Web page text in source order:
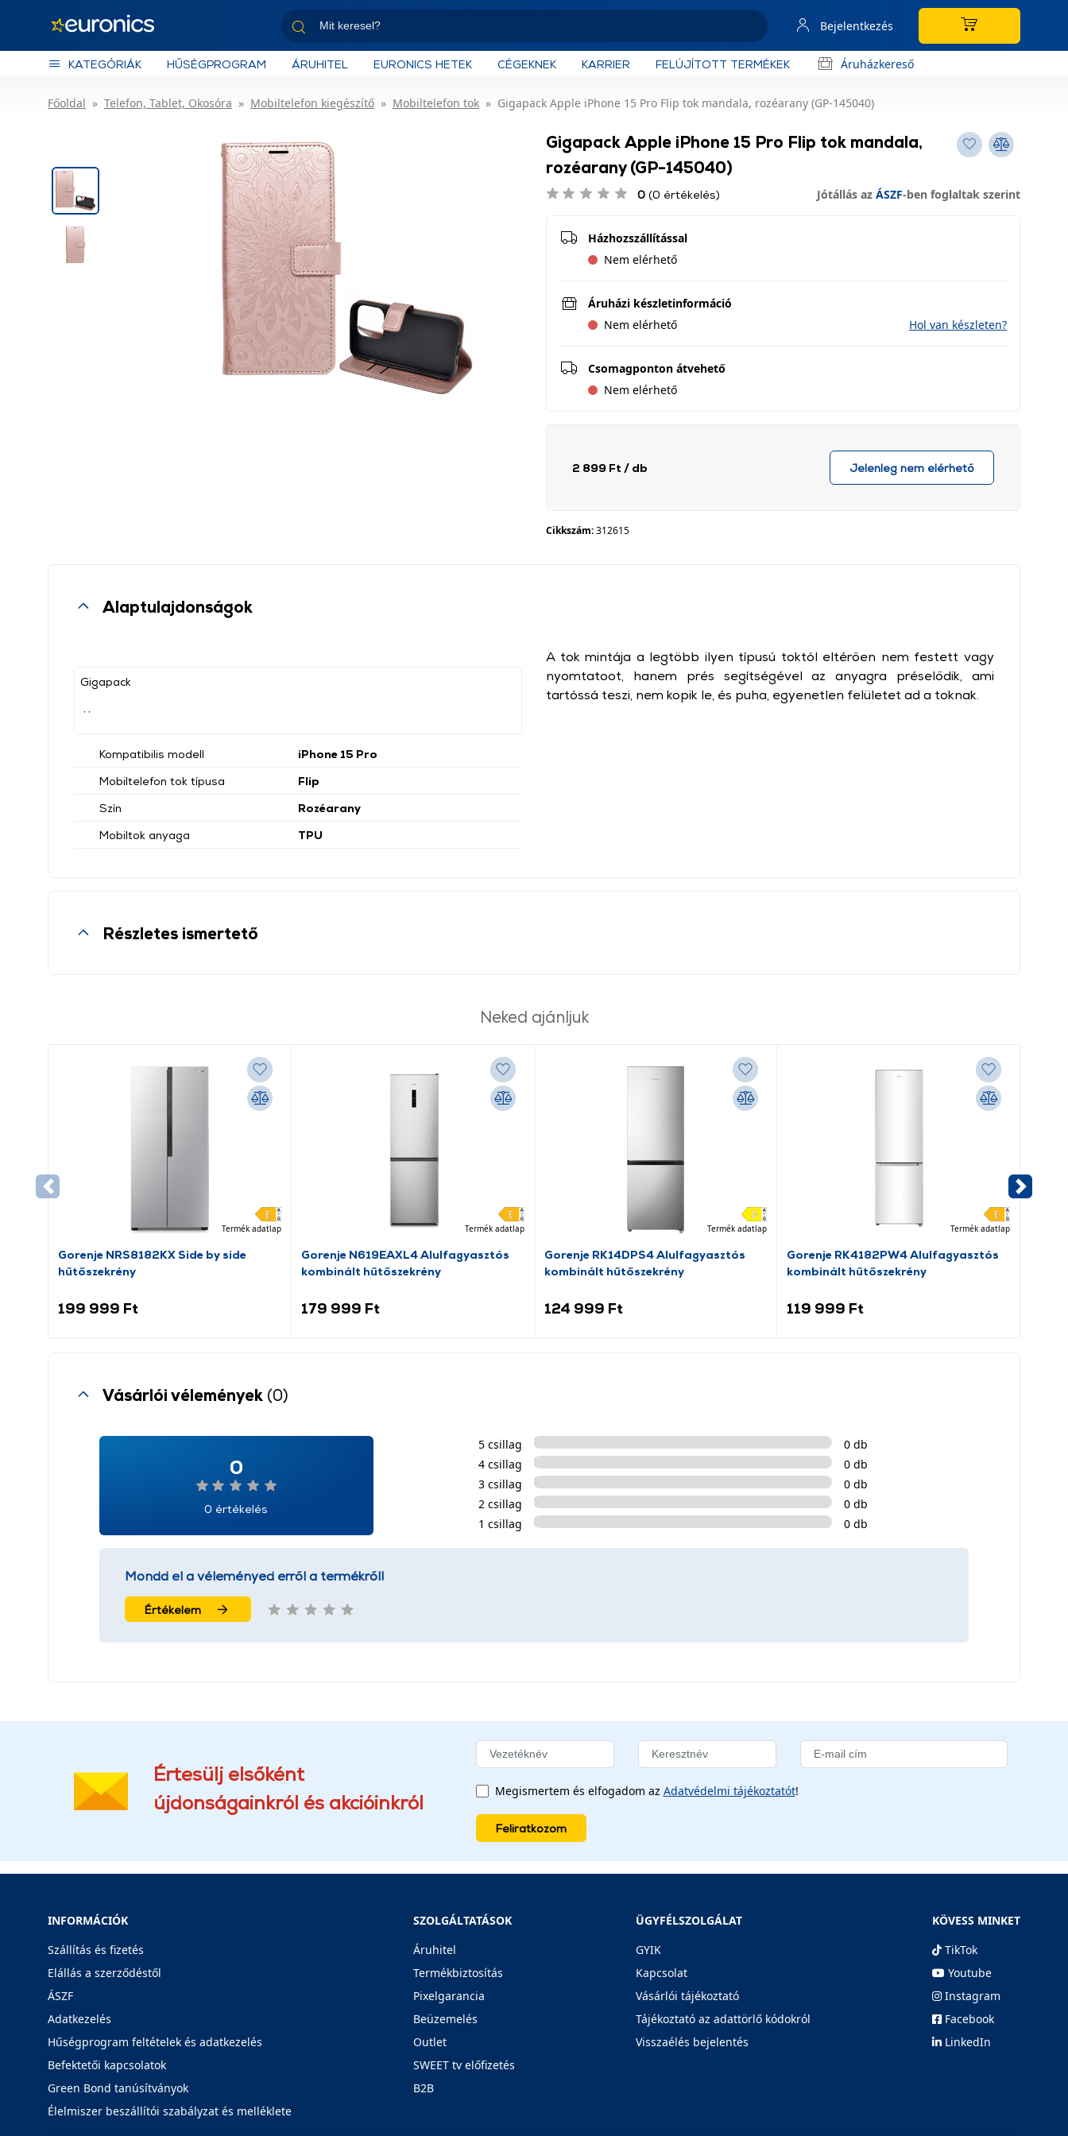
Bejelentkezés
KATEGÓRIÁK HŰSÉGPROGRAM ÁRUHITEL EURONICS HETEK CÉGEKNEK KARRIER FELÚJÍTOTT TERMÉKEK Áruházkereső
Főoldal Telefon, Tablet, Okosóra Mobiltelefon kiegészítő Mobiltelefon tok Gigapack Apple iPhone 15 Pro Flip tok mandala, rozéarany (GP-145040)
Gigapack Apple iPhone 15 Pro Flip tok mandala,
rozéarany (GP-145040)
0 (0 értékelés) Jótállás az ÁSZF-ben foglaltak szerint
Házhozszállítással
Nem elérhető
Áruházi készletinformáció
Nem elérhető
Hol van készleten?
Csomagponton átvehető
Nem elérhető
2 899 Ft / db Jelenleg nem elérhető
Cikkszám:312615
Alaptulajdonságok
Gigapack
Kompatibilis modell
iPhone 15 Pro
Mobiltelefon tok típusa
Flip
Szín
Rozéarany
Mobiltok anyaga
TPU
A tok mintája a legtöbb ilyen típusú toktól eltérően nem festett vagy
nyomtatoot, hanem prés segítségével az anyagra préselődik, ami
tartóssá teszi, nem kopik le, és puha, egyenetlen felületet ad a toknak.
Részletes ismertető
Neked ajánljuk
Termék adatlap
Gorenje NRS8182KX Side by side
hűtőszekrény
199 999 Ft
Termék adatlap
Gorenje N619EAXL4 Alulfagyasztós
kombinált hűtőszekrény
179 999 Ft
Termék adatlap
Gorenje RK14DPS4 Alulfagyasztós
kombinált hűtőszekrény
124 999 Ft
Termék adatlap
Gorenje RK4182PW4 Alulfagyasztós
kombinált hűtőszekrény
119 999 Ft
Vásárlói vélemények (0)
0
0 értékelés
5 csillag
0 db
4 csillag
0 db
3 csillag
0 db
2 csillag
0 db
1 csillag
0 db
Mondd el a véleményed erről a termékről!
Értékelem
Értesülj elsőként
újdonságainkról és akcióinkról
Megismertem és elfogadom az Adatvédelmi tájékoztatót!
Feliratkozom
INFORMÁCIÓK
Szállítás és fizetés
Elállás a szerződéstől
ÁSZF
Adatkezelés
Hűségprogram feltételek és adatkezelés
Befektetői kapcsolatok
Green Bond tanúsítványok
Élelmiszer beszállítói szabályzat és melléklete
SZOLGÁLTATÁSOK
Áruhitel
Termékbiztosítás
Pixelgarancia
Beüzemelés
Outlet
SWEET tv előfizetés
B2B
ÜGYFÉLSZOLGÁLAT
GYIK
Kapcsolat
Vásárlói tájékoztató
Tájékoztató az adattörlő kódokról
Visszaélés bejelentés
KÖVESS MINKET
TikTok
Youtube
Instagram
Facebook
LinkedIn